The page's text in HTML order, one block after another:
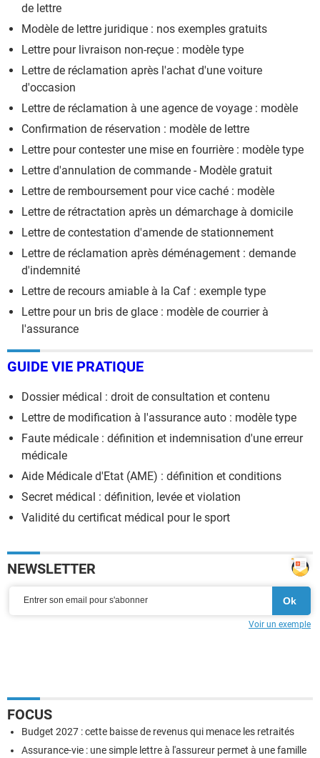
de lettre
Modèle de lettre juridique : nos exemples gratuits
Lettre pour livraison non-reçue : modèle type
Lettre de réclamation après l'achat d'une voiture
d'occasion
Lettre de réclamation à une agence de voyage : modèle
Confirmation de réservation : modèle de lettre
Lettre pour contester une mise en fourrière : modèle type
Lettre d'annulation de commande - Modèle gratuit
Lettre de remboursement pour vice caché : modèle
Lettre de rétractation après un démarchage à domicile
Lettre de contestation d'amende de stationnement
Lettre de réclamation après déménagement : demande
d'indemnité
Lettre de recours amiable à la Caf : exemple type
Lettre pour un bris de glace : modèle de courrier à
l'assurance
GUIDE VIE PRATIQUE
Dossier médical : droit de consultation et contenu
Lettre de modification à l'assurance auto : modèle type
Faute médicale : définition et indemnisation d'une erreur
médicale
Aide Médicale d'Etat (AME) : définition et conditions
Secret médical : définition, levée et violation
Validité du certificat médical pour le sport
NEWSLETTER
Voir un exemple
FOCUS
Budget 2027 : cette baisse de revenus qui menace les retraités
Assurance-vie : une simple lettre à l'assureur permet à une famille